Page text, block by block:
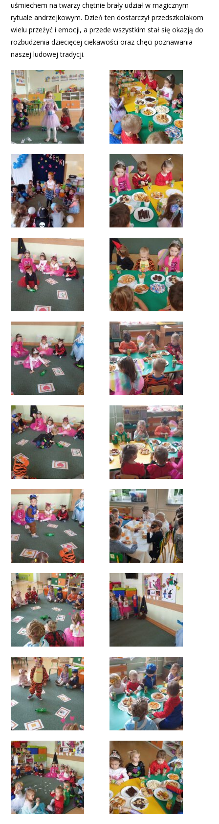
uśmiechem na twarzy chętnie brały udział w magicznym
rytuale andrzejkowym. Dzień ten dostarczył przedszkolakom
wielu przeżyć i emocji, a przede wszystkim stał się okazją do
rozbudzenia dziecięcej ciekawości oraz chęci poznawania
naszej ludowej tradycji.